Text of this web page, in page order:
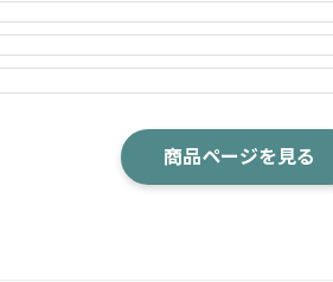
商品ページを見る